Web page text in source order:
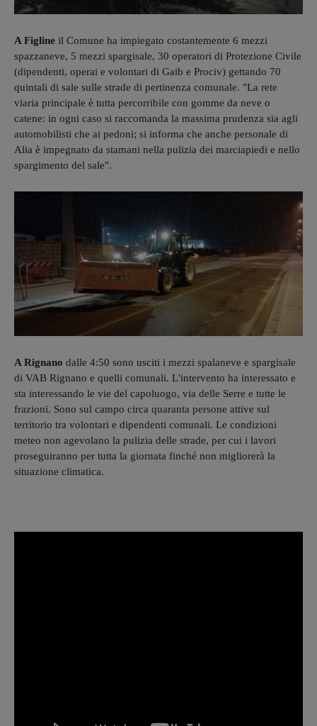
A Figline il Comune ha impiegato costantemente 6 mezzi
spazzaneve, 5 mezzi spargisale, 30 operatori di Protezione Civile
(dipendenti, operai e volontari di Gaib e Prociv) gettando 70
quintali di sale sulle strade di pertinenza comunale. "La rete
viaria principale è tutta percorribile con gomme da neve o
catene: in ogni caso si raccomanda la massima prudenza sia agli
automobilisti che ai pedoni; si informa che anche personale di
Alia è impegnato da stamani nella pulizia dei marciapiedi e nello
spargimento del sale".
A Rignano dalle 4:50 sono usciti i mezzi spalaneve e spargisale
di VAB Rignano e quelli comunali. L'intervento ha interessato e
sta interessando le vie del capoluogo, via delle Serre e tutte le
frazioni. Sono sul campo circa quaranta persone attive sul
territorio tra volontari e dipendenti comunali. Le condizioni
meteo non agevolano la pulizia delle strade, per cui i lavori
proseguiranno per tutta la giornata finché non migliorerà la
situazione climatica.